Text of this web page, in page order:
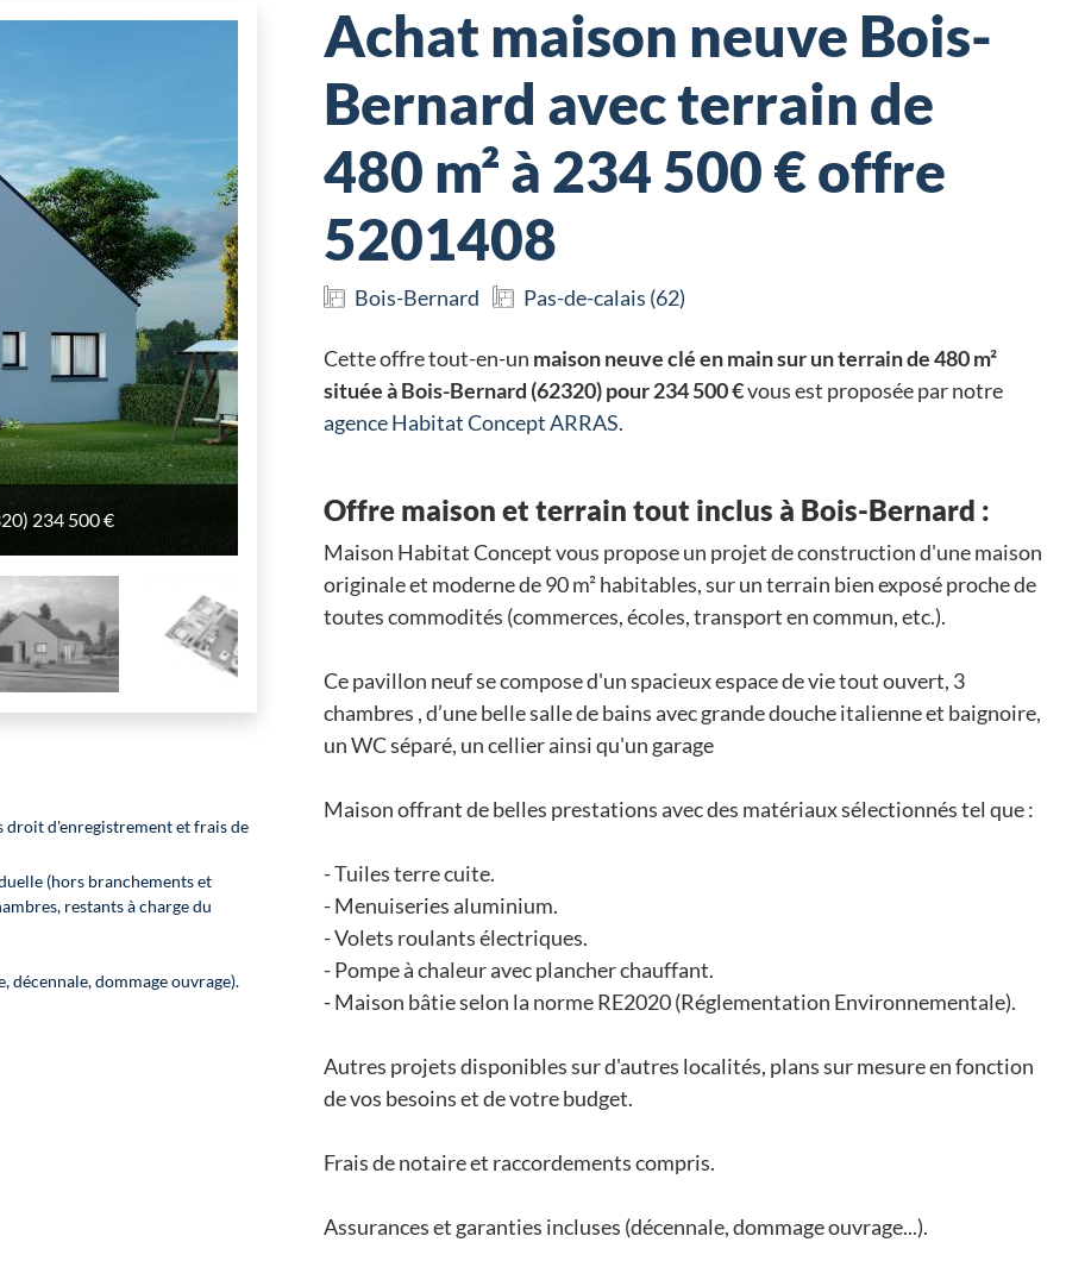
Achat maison neuve Bois-
Bernard avec terrain de
480 m² à 234 500 € offre
5201408
Bois-Bernard Pas-de-calais (62)
Cette offre tout-en-un maison neuve clé en main sur un terrain de 480 m²
située à Bois-Bernard (62320) pour 234 500 €vous est proposée par notre
agence Habitat Concept ARRAS.
Offre maison et terrain tout inclus à Bois-Bernard :
Maison Habitat Concept vous propose un projet de construction d'une maison
originale et moderne de 90 m² habitables, sur un terrain bien exposé proche de
toutes commodités (commerces, écoles, transport en commun, etc.).
Ce pavillon neuf se compose d'un spacieux espace de vie tout ouvert, 3
chambres , d’une belle salle de bains avec grande douche italienne et baignoire,
un WC séparé, un cellier ainsi qu'un garage
Maison offrant de belles prestations avec des matériaux sélectionnés tel que :
- Tuiles terre cuite.
- Menuiseries aluminium.
- Volets roulants électriques.
- Pompe à chaleur avec plancher chauffant.
- Maison bâtie selon la norme RE2020 (Réglementation Environnementale).
Autres projets disponibles sur d'autres localités, plans sur mesure en fonction
de vos besoins et de votre budget.
Frais de notaire et raccordements compris.
Assurances et garanties incluses (décennale, dommage ouvrage...).
234 500 €
234 500 €
234 500 €
234 500 €
234 500 €
d'enregistrement et frais de
(hors branchements et
restants à charge du
décennale, dommage ouvrage).